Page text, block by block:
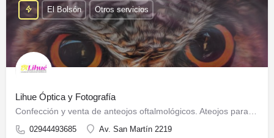
Lihue Óptica y Fotografía
02944493685 Av. San Martín 2219
El Bolsón Otros servicios